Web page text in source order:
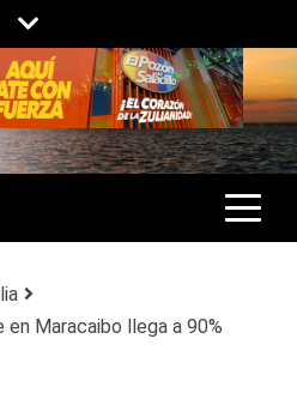
ZULIA, VENEZUELA Y
GENERAL.
Maracaibo llega a 90%